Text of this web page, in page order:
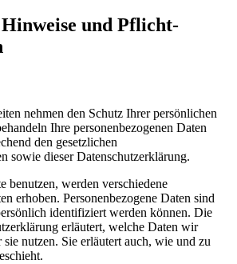
Hinweise und Pflicht­
nehmen den Schutz Ihrer persönlichen
Ihre personenbezogenen Daten
den gesetzlichen
sowie dieser Datenschutzerklärung.
benutzen, werden verschiedene
erhoben. Personenbezogene Daten sind
identifiziert werden können. Die
erläutert, welche Daten wir
nutzen. Sie erläutert auch, wie und zu